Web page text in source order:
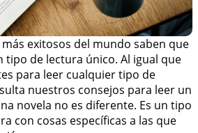
exitosos del mundo saben que
tipo de lectura único. Al igual que
para leer cualquier tipo de
nuestros consejos para leer un
novela no es diferente. Es un tipo
con cosas específicas a las que